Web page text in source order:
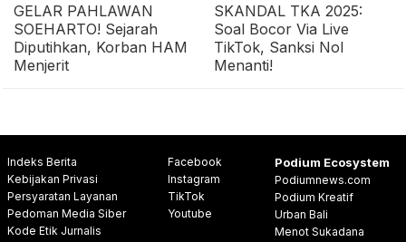
GELAR PAHLAWAN
SOEHARTO! Sejarah
Diputihkan, Korban HAM
Menjerit
SKANDAL TKA 2025:
Soal Bocor Via Live
TikTok, Sanksi Nol
Menanti!
Indeks Berita
Kebijakan Privasi
Persyaratan Layanan
Pedoman Media Siber
Kode Etik Jurnalis
Facebook
Instagram
TikTok
Youtube
Podium Ecosystem
Podiumnews.com
Podium Kreatif
Urban Bali
Menot Sukadana